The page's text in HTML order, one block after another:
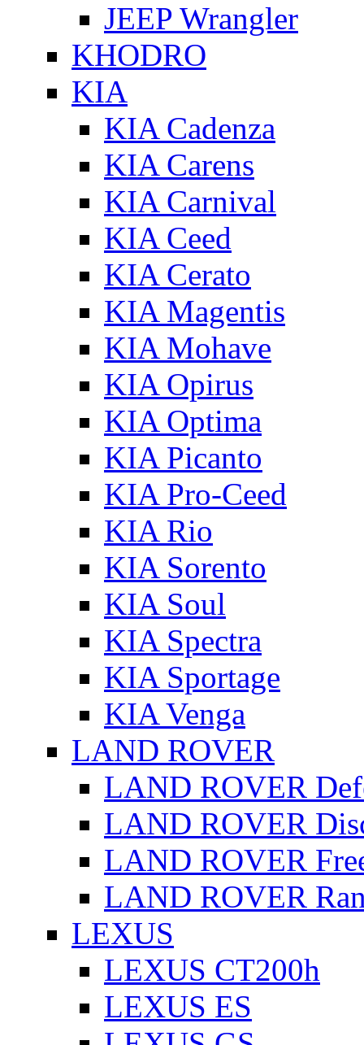
JEEP Wrangler
KHODRO
KIA
KIA Cadenza
KIA Carens
KIA Carnival
KIA Ceed
KIA Cerato
KIA Magentis
KIA Mohave
KIA Opirus
KIA Optima
KIA Picanto
KIA Pro-Ceed
KIA Rio
KIA Sorento
KIA Soul
KIA Spectra
KIA Sportage
KIA Venga
LAND ROVER
LAND ROVER
LAND ROVER
LAND ROVER
LAND ROVER
LEXUS
LEXUS CT200h
LEXUS ES